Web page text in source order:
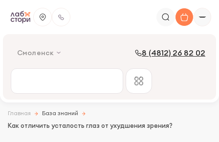
Смоленск 8 (4812) 26 82 02
Главная База знаний
Как отличить усталость глаз от ухудшения зрения?